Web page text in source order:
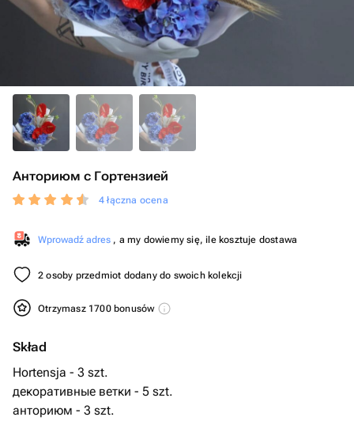
Анториюм с Гортензией
4 łączna ocena
Wprowadź adres , a my dowiemy się, ile kosztuje dostawa
2 osoby przedmiot dodany do swoich kolekcji
Otrzymasz 1700 bonusów
Skład
Hortensja - 3 szt.
декоративные ветки - 5 szt.
анториюм - 3 szt.